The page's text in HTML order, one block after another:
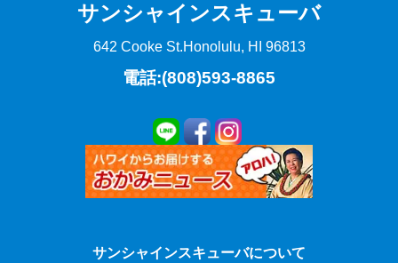
サンシャインスキューバ
642 Cooke St.Honolulu, HI 96813
電話:(808)593-8865
サンシャインスキューバについて